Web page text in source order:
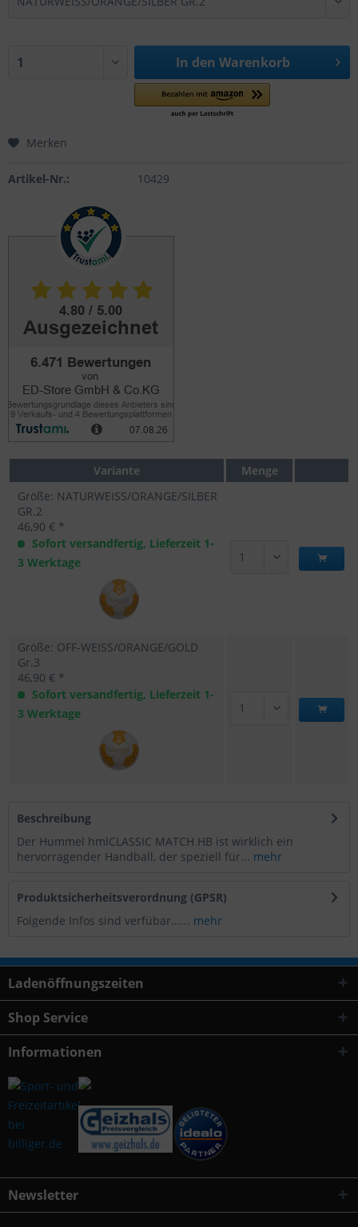
In den Warenkorb
Merken
Artikel-Nr.: 10429
Variante
Menge
Größe: NATURWEISS/ORANGE/SILBER
GR.2
46,90 € *
Sofort versandfertig, Lieferzeit 1-
3 Werktage
Größe: OFF-WEISS/ORANGE/GOLD
Gr.3
46,90 € *
Sofort versandfertig, Lieferzeit 1-
3 Werktage
Beschreibung
Der Hummel hmlCLASSIC MATCH HB ist wirklich ein
hervorragender Handball, der speziell für... mehr
Produktsicherheitsverordnung (GPSR)
Folgende Infos sind verfübar...... mehr
Ladenöffnungszeiten
Shop Service
Informationen
Newsletter